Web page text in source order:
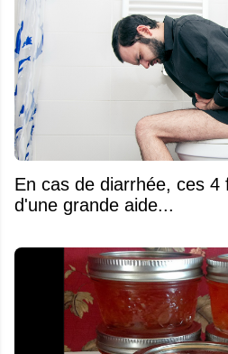
En cas de diarrhée, ces 4
d'une grande aide...